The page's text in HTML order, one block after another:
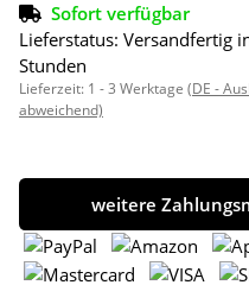
Sofort verfügbar
Lieferstatus: Versandfertig
Stunden
Lieferzeit: 1 - 3 Werktage (DE -
abweichend)
weitere